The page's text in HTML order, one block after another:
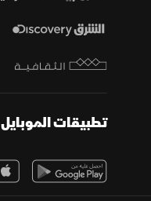
تطبيقات الموبايل